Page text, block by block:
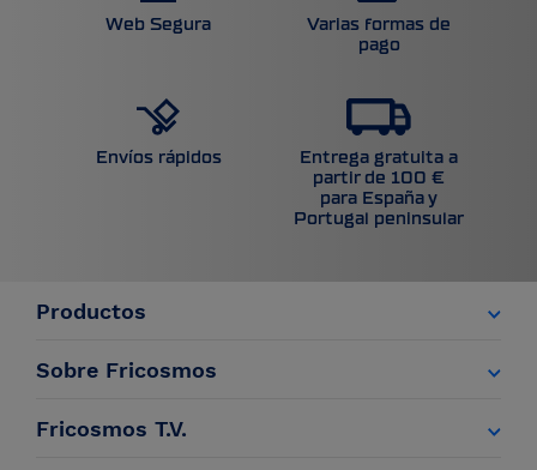
Web Segura
Varias formas de
pago
Envíos rápidos
Entrega gratuita a
partir de 100 €
para España y
Portugal peninsular
Productos
Sobre Fricosmos
Fricosmos T.V.